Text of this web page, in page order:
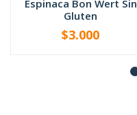
Espinaca Bon Wert Sin
Gluten
+
$3.000